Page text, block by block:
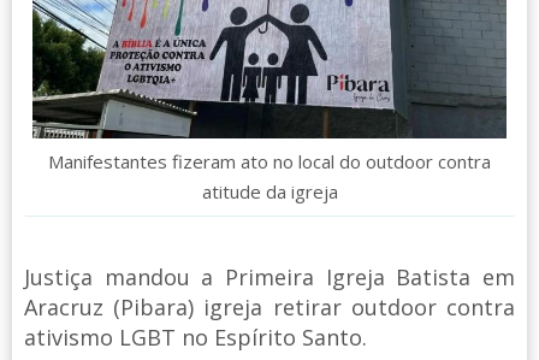
Manifestantes fizeram ato no local do outdoor contra
atitude da igreja
Justiça mandou a Primeira Igreja Batista em
Aracruz (Pibara) igreja retirar outdoor contra
ativismo LGBT no Espírito Santo.